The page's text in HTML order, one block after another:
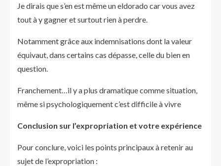
Je dirais que s’en est même un eldorado car vous avez
tout à y gagner et surtout rien à perdre.
Notamment grâce aux indemnisations dont la valeur
équivaut, dans certains cas dépasse, celle du bien en
question.
Franchement…il y a plus dramatique comme situation,
même si psychologiquement c’est difficile à vivre
Conclusion sur l’expropriation et votre expérience
Pour conclure, voici les points principaux à retenir au
sujet de l’expropriation :